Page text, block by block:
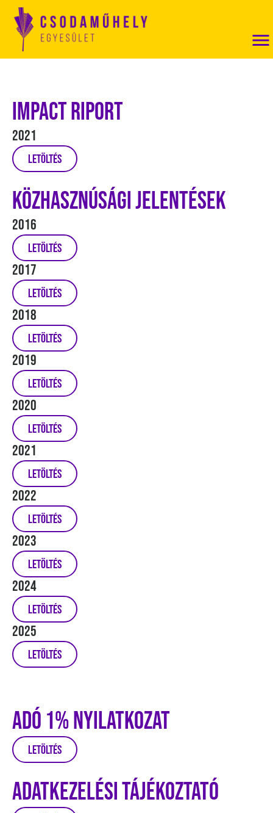
Impact riport
2021
Letöltés
Közhasznúsági jelentések
2016
Letöltés
2017
Letöltés
2018
Letöltés
2019
Letöltés
2020
Letöltés
2021
Letöltés
2022
Letöltés
2023
Letöltés
2024
Letöltés
2025
Letöltés
Adó 1% Nyilatkozat
Letöltés
Adatkezelési Tájékoztató